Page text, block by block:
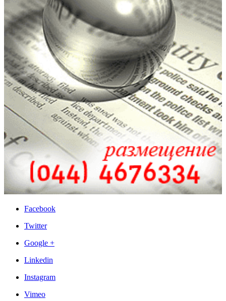
Facebook
Twitter
Google +
Linkedin
Instagram
Vimeo